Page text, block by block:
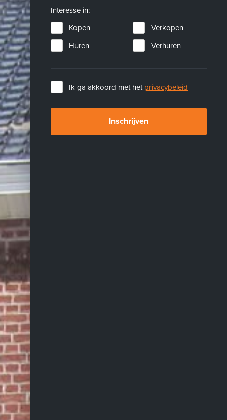
Interesse in:
Kopen
Verkopen
Huren
Verhuren
Ik ga akkoord met het privacybeleid
Inschrijven